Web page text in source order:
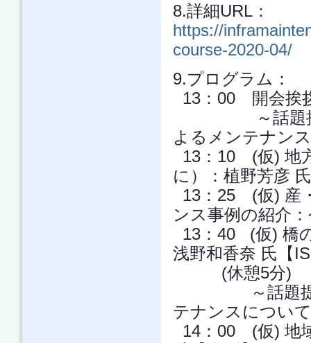
8.詳細URL：
https://
course-2020-04/
9.プログラム：
13：00 開会挨
～話題提供：
よるメンテナン
13：10 (仮) 地
に）：植野芳彦
13：25 (仮) 産
ンス事例の紹介
13：40 (仮) 橋
浅野和香奈 氏【
(休憩5分)
～話題提供：
テナンスについ
14：00 (仮) 地